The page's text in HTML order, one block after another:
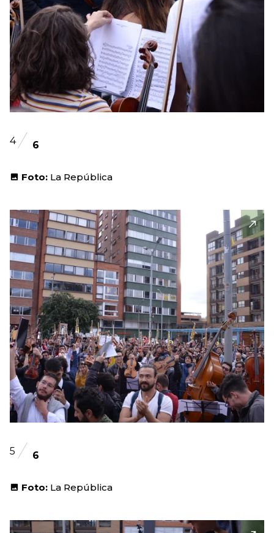
4 6
Foto: La República
5 6
Foto: La República